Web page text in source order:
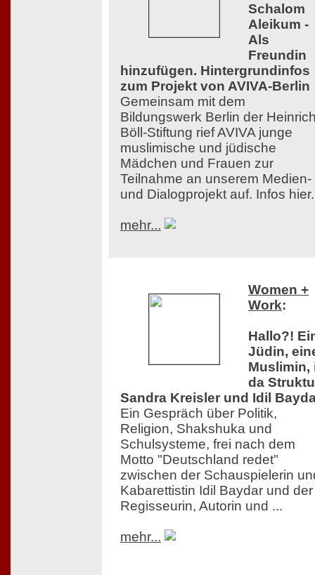
Schalom
Aleikum -
Als
Freundin
hinzufügen. Hintergrundinfos
zum Projekt von AVIVA-Berlin
Gemeinsam mit dem
Bildungswerk Berlin der
Böll-Stiftung rief AVIVA junge
muslimische und jüdische
Mädchen und Frauen zur
Teilnahme an unserem Medien-
und Dialogprojekt auf. Infos
mehr...
Women +
Work:
Hallo?!
Jüdin,
Muslimin,
da
Sandra Kreisler und Idil
Ein Gespräch über Politik,
Religion, Shakshuka und
Schulsysteme, frei nach dem
Motto "Deutschland redet"
zwischen der Schauspielerin
Kabarettistin Idil Baydar und der
Regisseurin, Autorin und ...
mehr...